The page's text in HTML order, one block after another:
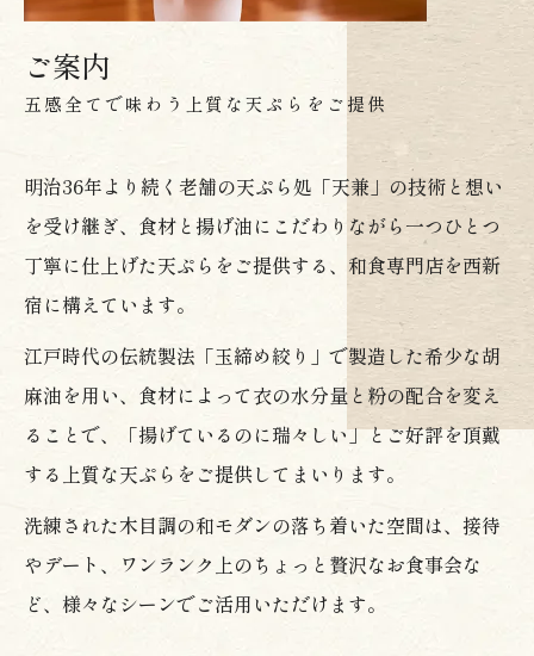
ご案内
五感全てで味わう上質な天ぷらをご提供
明治36年より続く老舗の天ぷら処「天兼」の技術と想い
を受け継ぎ、食材と揚げ油にこだわりながら一つひとつ
丁寧に仕上げた天ぷらをご提供する、和食専門店を西新
宿に構えています。
江戸時代の伝統製法「玉締め絞り」で製造した希少な胡
麻油を用い、食材によって衣の水分量と粉の配合を変え
ることで、「揚げているのに瑞々しい」とご好評を頂戴
する上質な天ぷらをご提供してまいります。
洗練された木目調の和モダンの落ち着いた空間は、接待
やデート、ワンランク上のちょっと贅沢なお食事会な
ど、様々なシーンでご活用いただけます。